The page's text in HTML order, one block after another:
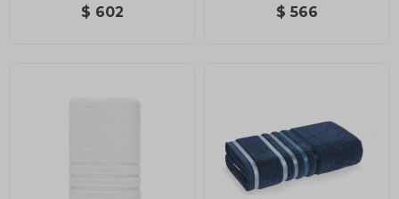
$ 602
$ 566